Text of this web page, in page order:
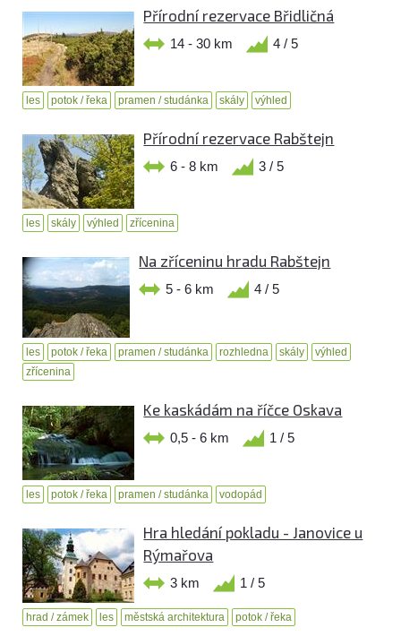
Přírodní rezervace Břidličná
14 - 30 km 4 / 5
les potok / řeka pramen / studánka skály výhled
Přírodní rezervace Rabštejn
6 - 8 km 3 / 5
les skály výhled zřícenina
Na zříceninu hradu Rabštejn
5 - 6 km 4 / 5
les potok / řeka pramen / studánka rozhledna skály
výhled
zřícenina
Ke kaskádám na říčce Oskava
0,5 - 6 km 1 / 5
les potok / řeka pramen / studánka vodopád
Hra hledání pokladu - Janovice u
Rýmařova
3 km 1 / 5
hrad / zámek les městská architektura potok / řeka